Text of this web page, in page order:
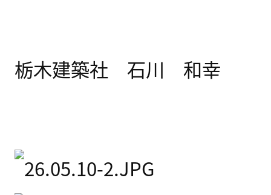
栃木建築社 石川 和幸